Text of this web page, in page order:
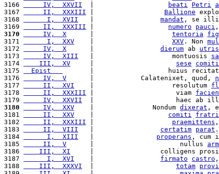
3166
     IV,  XXVII
beati Petri
3167
     II,  XXXIII
Ballione
3168
      I,  XVII
mandat , se
3169
     II,  XXXIII
numero pauci
3170
     IV,  X
tentoria
3171
      I,  XXV
XXV . Non
3172
     IV,  X
dierum ab
3173
     IV,  XIII
   |                    montuosis
3174
    III,  XV
sese
comiti
3175
  Epist
|                   huius
3176
     IV,  V
      |            Calatenixet, quod,
3177
     II,  XVI
    |                    resolutum
3178
     II,  XXXIII
|                     viam
3179
     IV,  XXVII
|                     haec ab
3180
     IV,  XXV
    |               Nondum
dixerat ,
3181
     II,  XXV
comiti
fratri
3182
     II,  XXXIII
praemittens
3183
     II,  VIII
certatim parat
3184
      I,  XIII
properans , cum
3185
     II,  V
      |                      nullus
3186
    III,  XI
|                 colligens
3187
      I,  XVI
firmato castro
3188
    III,  XXXVI
totam